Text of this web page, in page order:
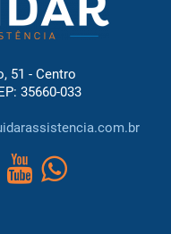
51 - Centro
35660-033